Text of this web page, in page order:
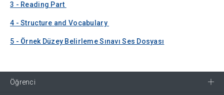
3 - Reading Part
4 - Structure and Vocabulary
5 - Örnek Düzey Belirleme Sınavı Ses Dosyası
Öğrenci